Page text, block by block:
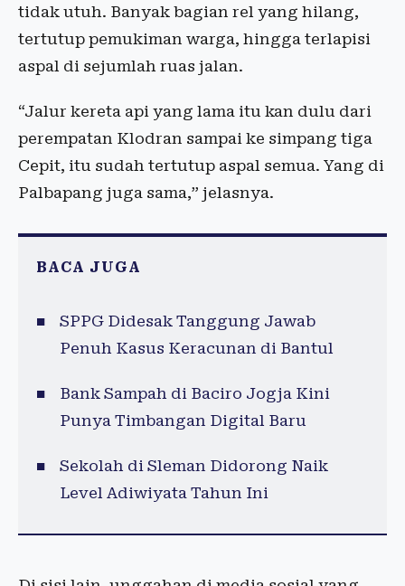
tidak utuh. Banyak bagian rel yang hilang,
tertutup pemukiman warga, hingga terlapisi
aspal di sejumlah ruas jalan.
“Jalur kereta api yang lama itu kan dulu dari
perempatan Klodran sampai ke simpang tiga
Cepit, itu sudah tertutup aspal semua. Yang di
Palbapang juga sama,” jelasnya.
BACA JUGA
SPPG Didesak Tanggung Jawab
Penuh Kasus Keracunan di Bantul
Bank Sampah di Baciro Jogja Kini
Punya Timbangan Digital Baru
Sekolah di Sleman Didorong Naik
Level Adiwiyata Tahun Ini